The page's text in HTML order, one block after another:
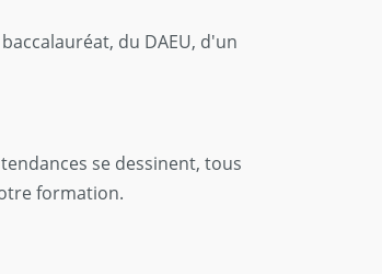
du DAEU, d'un
se dessinent, tous
formation.